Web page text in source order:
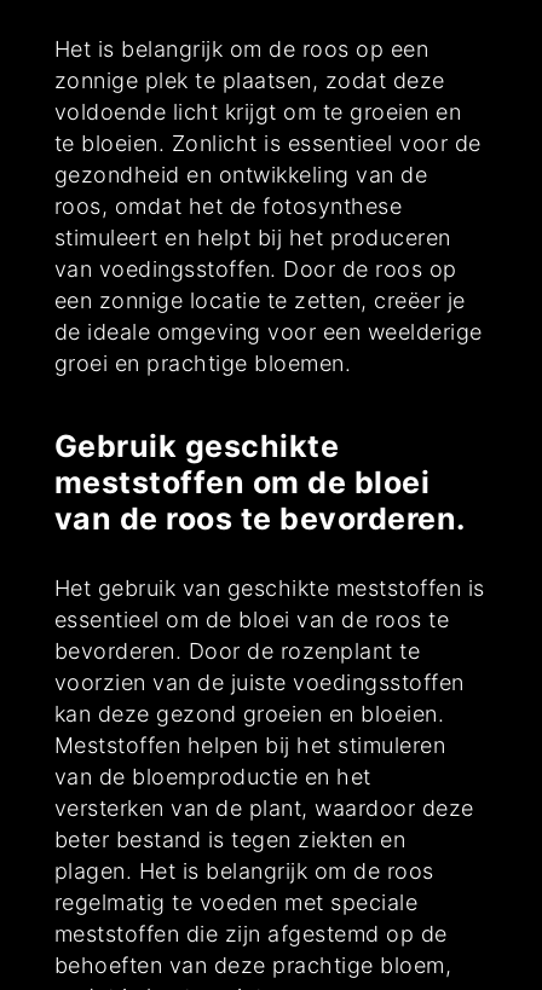
Het is belangrijk om de roos op een
zonnige plek te plaatsen, zodat deze
voldoende licht krijgt om te groeien en
te bloeien. Zonlicht is essentieel voor de
gezondheid en ontwikkeling van de
roos, omdat het de fotosynthese
stimuleert en helpt bij het produceren
van voedingsstoffen. Door de roos op
een zonnige locatie te zetten, creëer je
de ideale omgeving voor een weelderige
groei en prachtige bloemen.
Gebruik geschikte
meststoffen om de bloei
van de roos te bevorderen.
Het gebruik van geschikte meststoffen is
essentieel om de bloei van de roos te
bevorderen. Door de rozenplant te
voorzien van de juiste voedingsstoffen
kan deze gezond groeien en bloeien.
Meststoffen helpen bij het stimuleren
van de bloemproductie en het
versterken van de plant, waardoor deze
beter bestand is tegen ziekten en
plagen. Het is belangrijk om de roos
regelmatig te voeden met speciale
meststoffen die zijn afgestemd op de
behoeften van deze prachtige bloem,